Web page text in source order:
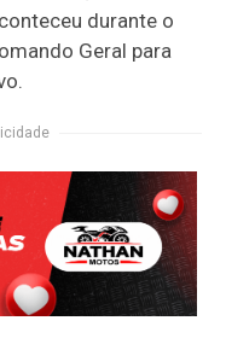
durante o
Geral para